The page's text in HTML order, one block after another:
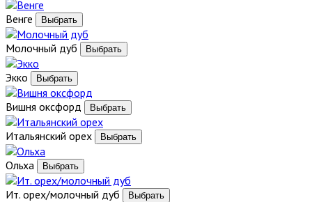
Венге
Молочный дуб
Экко
Вишня оксфорд
Итальянский орех
Ольха
Ит. орех/молочный дуб